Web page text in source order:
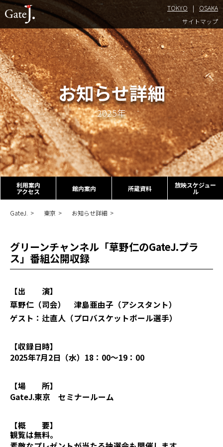
TOKYO
OSAKA
サイトマップ
お知らせ詳細
2025年
利用案内
アクセス 館内案内 所蔵資料 放映スケジュー
ル
GateJ. 東京 お知らせ詳細
グリーンチャンネル「草野仁のGateJ.プラ
ス」番組公開収録
【出 演】
草野仁（司会） 津島亜由子（アシスタント）
ゲスト：辻直人（プロバスケットボール選手）
【収録日時】
2025年7月2日（水）18：00～19：00
【場 所】
GateJ.東京 セミナールーム
【概 要】
観覧は無料。
TOKYO